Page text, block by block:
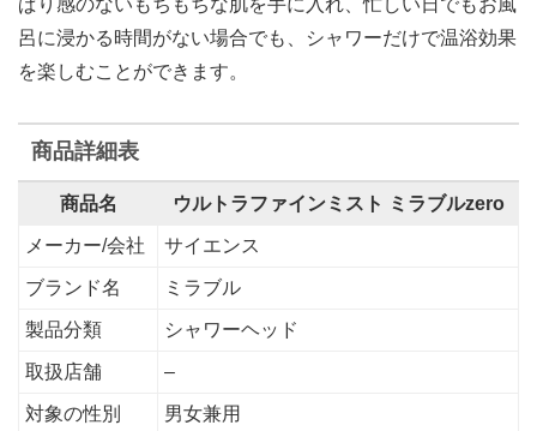
ぱり感のないもちもちな肌を手に入れ、忙しい日でもお風
呂に浸かる時間がない場合でも、シャワーだけで温浴効果
を楽しむことができます。
商品詳細表
商品名 ウルトラファインミスト ミラブルzero
メーカー/会社 サイエンス
ブランド名 ミラブル
製品分類 シャワーヘッド
取扱店舗 –
対象の性別 男女兼用